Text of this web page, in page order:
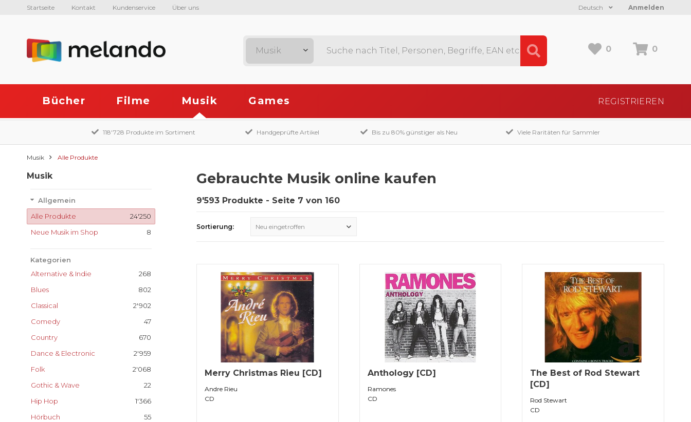
Startseite Kontakt Kundenservice Über uns Anmelden
Deutsch
0 0
Musik
Bücher Filme Musik Games REGISTRIEREN
118'728 Produkte im Sortiment Handgeprüfte Artikel Bis zu 80% günstiger als Neu Viele Raritäten für Sammler
Musik Alle Produkte
Musik
Allgemein
24'250
Alle Produkte
8
Neue Musik im Shop
Kategorien
268
Alternative & Indie
802
Blues
2'902
Classical
47
Comedy
670
Country
2'959
Dance & Electronic
2'068
Folk
22
Gothic & Wave
1'366
Hip Hop
55
Hörbuch
Gebrauchte Musik online kaufen
9'593 Produkte - Seite 7 von 160
Sortierung: Neu eingetroffen
Merry Christmas Rieu [CD]
Andre Rieu
CD
Anthology [CD]
Ramones
CD
The Best of Rod Stewart
[CD]
Rod Stewart
CD